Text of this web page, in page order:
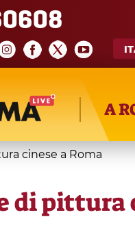
A
cinese a Roma
di pittura